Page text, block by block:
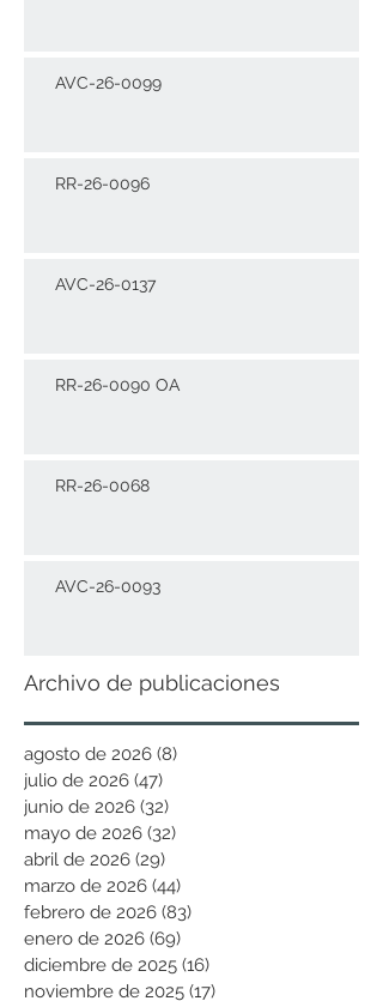
AVC-26-0099
RR-26-0096
AVC-26-0137
RR-26-0090 OA
RR-26-0068
AVC-26-0093
Archivo de publicaciones
agosto de 2026 (8)
julio de 2026 (47)
junio de 2026 (32)
mayo de 2026 (32)
abril de 2026 (29)
marzo de 2026 (44)
febrero de 2026 (83)
enero de 2026 (69)
diciembre de 2025 (16)
noviembre de 2025 (17)